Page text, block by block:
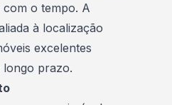
o tempo. A
à localização
excelentes
longo prazo.